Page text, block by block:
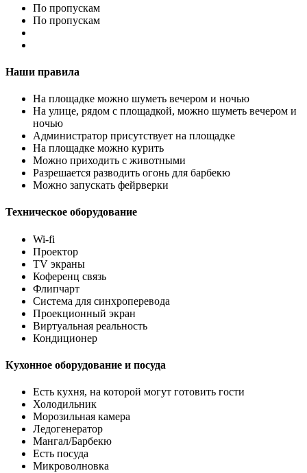
По пропускам
По пропускам
Наши правила
На площадке можно шуметь вечером и ночью
На улице, рядом с площадкой, можно шуметь вечером и
ночью
Администратор присутствует на площадке
На площадке можно курить
Можно приходить с животными
Разрешается разводить огонь для барбекю
Можно запускать фейрверки
Техническое оборудование
Wi-fi
Проектор
TV экраны
Коференц связь
Флипчарт
Система для синхроперевода
Проекционный экран
Виртуальная реальность
Кондиционер
Кухонное оборудование и посуда
Есть кухня, на которой могут готовить гости
Холодильник
Морозильная камера
Ледогенератор
Мангал/Барбекю
Есть посуда
Микроволновка